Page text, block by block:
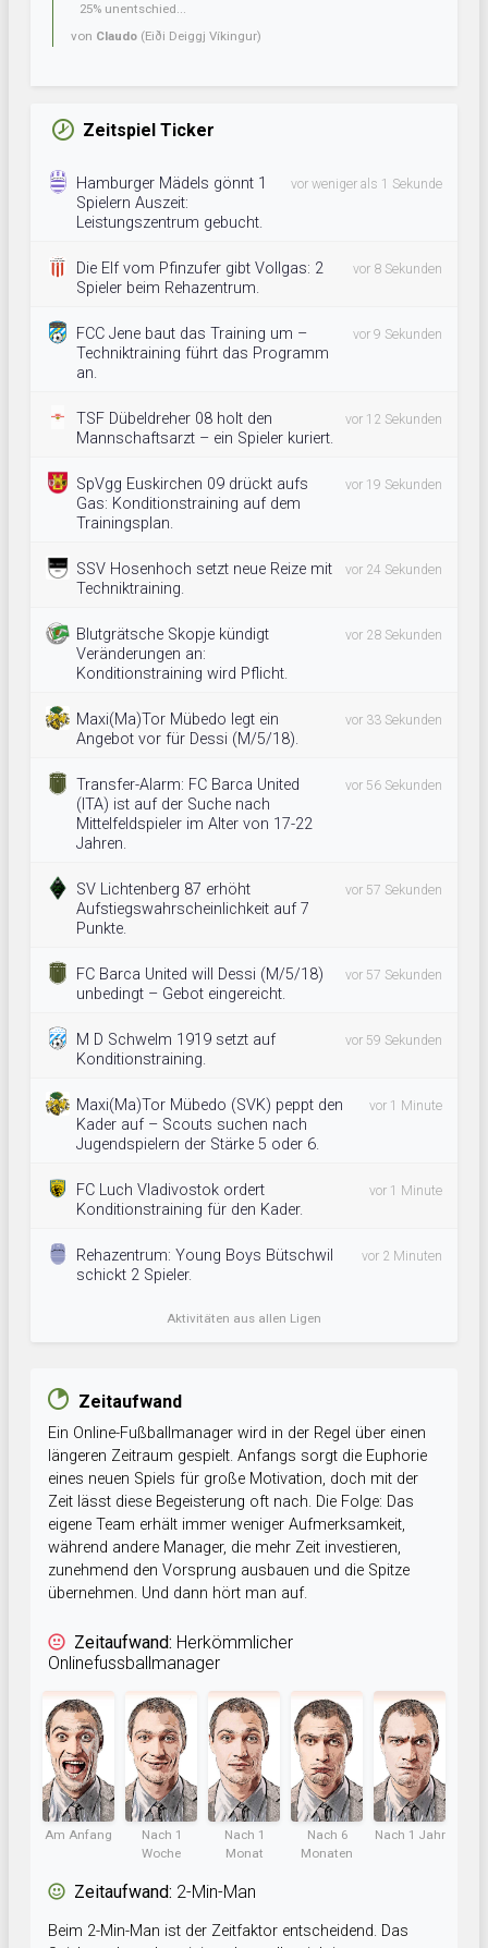
25% unentschied...
von Claudo (Eiði Deiggj Víkingur)
Zeitspiel Ticker
Hamburger Mädels gönnt 1
Spielern Auszeit:
Leistungszentrum gebucht.
vor weniger als 1 Sekunde
Die Elf vom Pfinzufer gibt Vollgas: 2
Spieler beim Rehazentrum.
vor 8 Sekunden
FCC Jene baut das Training um –
Techniktraining führt das Programm
an.
vor 9 Sekunden
TSF Dübeldreher 08 holt den
Mannschaftsarzt – ein Spieler kuriert.
vor 12 Sekunden
SpVgg Euskirchen 09 drückt aufs
Gas: Konditionstraining auf dem
Trainingsplan.
vor 19 Sekunden
SSV Hosenhoch setzt neue Reize mit
Techniktraining.
vor 24 Sekunden
Blutgrätsche Skopje kündigt
Veränderungen an:
Konditionstraining wird Pflicht.
vor 28 Sekunden
Maxi(Ma)Tor Mübedo legt ein
Angebot vor für Dessi (M/5/18).
vor 33 Sekunden
Transfer-Alarm: FC Barca United
(ITA) ist auf der Suche nach
Mittelfeldspieler im Alter von 17-22
Jahren.
vor 56 Sekunden
SV Lichtenberg 87 erhöht
Aufstiegswahrscheinlichkeit auf 7
Punkte.
vor 57 Sekunden
FC Barca United will Dessi (M/5/18)
unbedingt – Gebot eingereicht.
vor 57 Sekunden
M D Schwelm 1919 setzt auf
Konditionstraining.
vor 59 Sekunden
Maxi(Ma)Tor Mübedo (SVK) peppt den
Kader auf – Scouts suchen nach
Jugendspielern der Stärke 5 oder 6.
vor 1 Minute
FC Luch Vladivostok ordert
Konditionstraining für den Kader.
vor 1 Minute
Rehazentrum: Young Boys Bütschwil
schickt 2 Spieler.
vor 2 Minuten
Aktivitäten aus allen Ligen
Zeitaufwand
Ein Online-Fußballmanager wird in der Regel über einen
längeren Zeitraum gespielt. Anfangs sorgt die Euphorie
eines neuen Spiels für große Motivation, doch mit der
Zeit lässt diese Begeisterung oft nach. Die Folge: Das
eigene Team erhält immer weniger Aufmerksamkeit,
während andere Manager, die mehr Zeit investieren,
zunehmend den Vorsprung ausbauen und die Spitze
übernehmen. Und dann hört man auf.
Zeitaufwand: Herkömmlicher
Onlinefussballmanager
Am Anfang
Nach 1
Woche
Nach 1
Monat
Nach 6
Monaten
Nach 1 Jahr
Zeitaufwand: 2-Min-Man
Beim 2-Min-Man ist der Zeitfaktor entscheidend. Das